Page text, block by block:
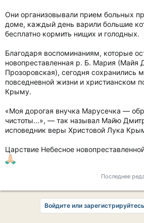
Они организовывали прием больных
доме, каждый день варили большие
бесплатно кормить нищих и голодных.
Благодаря воспоминаниям, которые
новопреставленная р. Б. Мария (Майя
Прозоровская), сегодня сохранились
повседневной жизни и христианском
Крыму.
«Моя дорогая внучка Марусечка —
чистоты...», — так называл Майю
исповедник веры Христовой Лука
Царствие Небесное
Последнее
Войдите или